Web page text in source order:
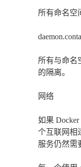
所有命名空
所有与命名
的隔离。
网络
如果
个互联网相
服务仍然需